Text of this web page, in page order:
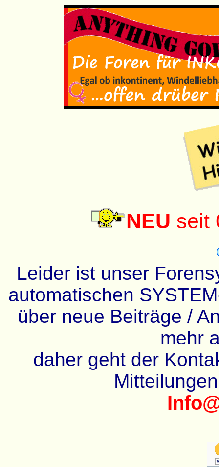
NEU seit
Leider ist unser
automatischen
über neue Beiträge /
mehr
daher geht der